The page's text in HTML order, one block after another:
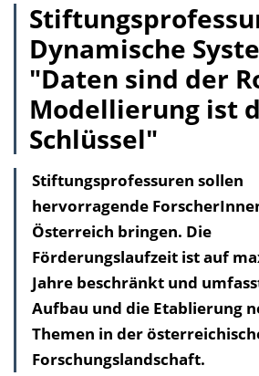
Dynamische
"Daten sind der
Modellierung ist
Schlüssel"
Stiftungsprofessuren sollen
hervorragende
Österreich bringen. Die
Förderungslaufzeit ist auf
Jahre beschränkt und
Aufbau und die Etablierung
Themen in der
Forschungslandschaft.